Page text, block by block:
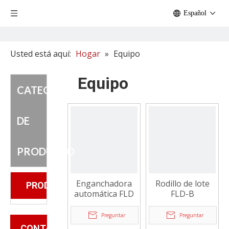
Español
Usted está aquí: Hogar » Equipo
CATEGORIA
DE
PRODUCTO
PRODUCTOS
Equipo
Enganchadora
automática FLD
Preguntar
Rodillo de lote
FLD-B
Preguntar